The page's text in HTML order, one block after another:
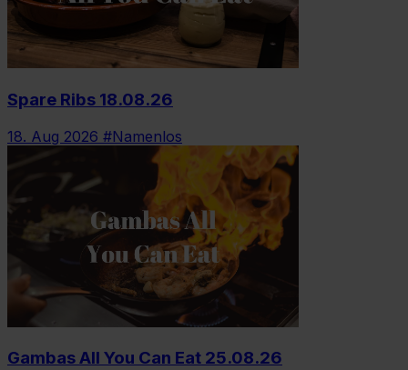
Spare Ribs 18.08.26
18. Aug 2026 #Namenlos
Gambas All You Can Eat 25.08.26